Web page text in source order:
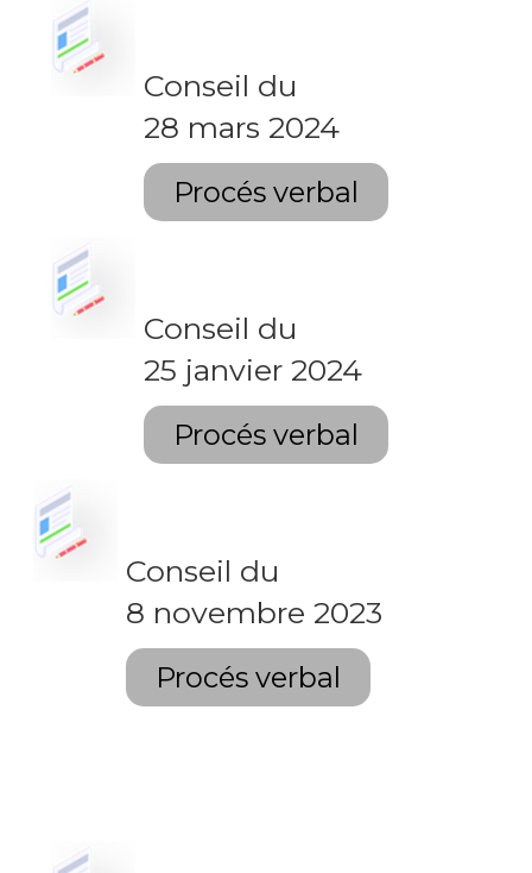
Conseil du
28 mars 2024
Procés verbal
Conseil du
25 janvier 2024
Procés verbal
Conseil du
8 novembre 2023
Procés verbal